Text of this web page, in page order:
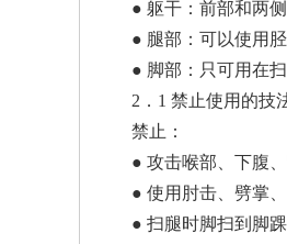
● 躯干：前部和两侧
● 腿部：可以使用
● 脚部：只可用在
2．1 禁止使用的技
禁止：
● 攻击喉部、下腹
● 使用肘击、劈掌
● 扫腿时脚扫到脚